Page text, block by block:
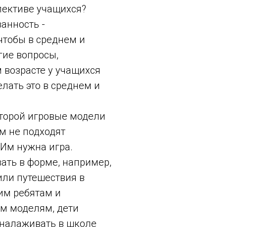
учащихся?
-
в среднем и
вопросы,
у учащихся
это в среднем и
игровые модели
не подходят
нужна игра.
в форме, например,
путешествия в
ребятам и
моделям, дети
в школе